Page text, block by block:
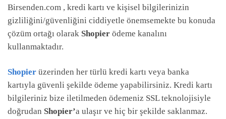
Birsenden.com , kredi kartı ve kişisel bilgilerinizin
gizliliğini/güvenliğini ciddiyetle önemsemekte bu konuda
çözüm ortağı olarak Shopier ödeme kanalını
kullanmaktadır.
Shopier üzerinden her türlü kredi kartı veya banka
kartıyla güvenli şekilde ödeme yapabilirsiniz. Kredi kartı
bilgileriniz bize iletilmeden ödemeniz SSL teknolojisiyle
doğrudan Shopier’a ulaşır ve hiç bir şekilde saklanmaz.